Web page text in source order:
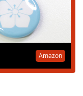
Amazon